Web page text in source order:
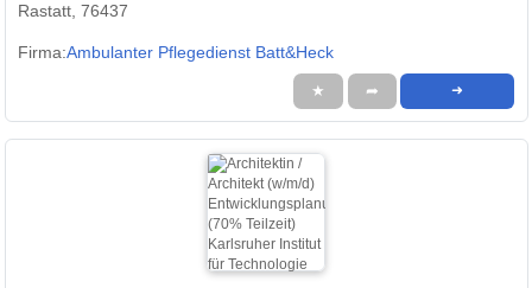
Rastatt, 76437
Firma:Ambulanter Pflegedienst Batt&Heck
★ ➦ ➜